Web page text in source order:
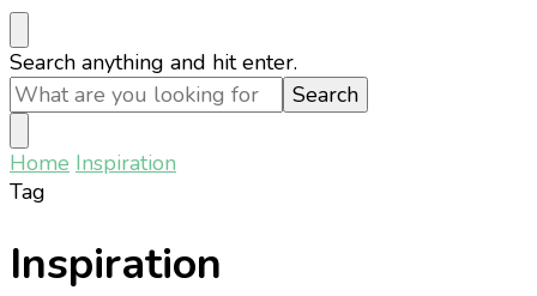
Looking
for
Something?
Search anything and hit enter.
Home Inspiration
Tag
Inspiration